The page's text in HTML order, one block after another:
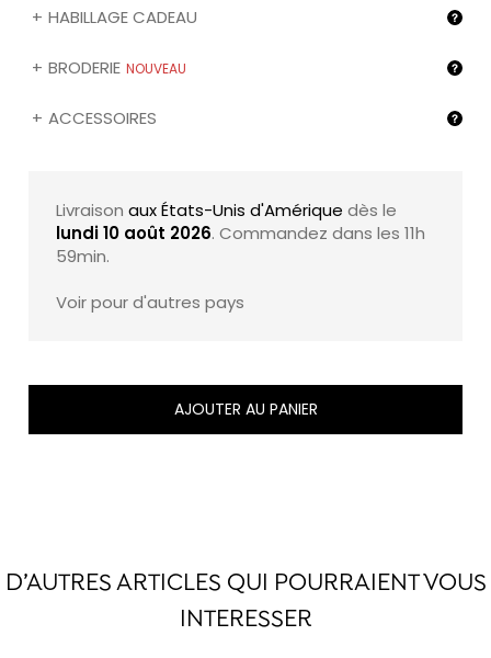
HABILLAGE CADEAU
BRODERIE NOUVEAU
ACCESSOIRES
Livraison aux États-Unis d'Amérique dès le
lundi 10 août 2026. Commandez dans les 11h
59min.
Voir pour d'autres pays
AJOUTER AU PANIER
D’AUTRES ARTICLES QUI POURRAIENT VOUS
INTERESSER